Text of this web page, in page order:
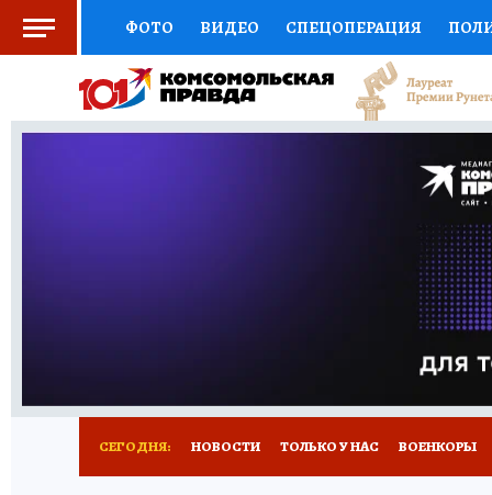
ФОТО ВИДЕО СПЕЦОПЕРАЦИЯ
СОЦПОДДЕРЖКА НАУКА СПОРТ
ВЫБОР ЭКСПЕРТОВ ДОКТОР
ПРОГНОЗЫ НА СПОРТ
ОБЪЯВЛЕНИЯ
СЕГОДНЯ: НОВОСТИ ТОЛЬКО У НАС ВОЕНКОРЫ